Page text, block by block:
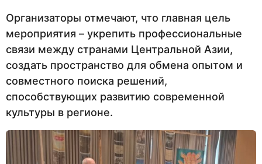
Организаторы отмечают, что главная цель
мероприятия – укрепить профессиональные
связи между странами Центральной Азии,
создать пространство для обмена опытом и
совместного поиска решений,
способствующих развитию современной
культуры в регионе.